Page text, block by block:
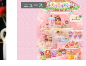
ニュース